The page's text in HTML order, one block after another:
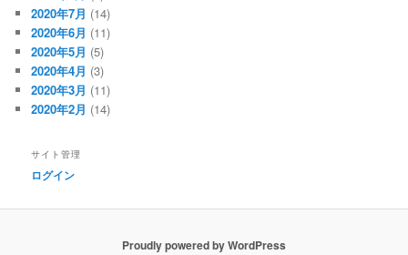
2020年7月 (14)
2020年6月 (11)
2020年5月 (5)
2020年4月 (3)
2020年3月 (11)
2020年2月 (14)
サイト管理
ログイン
Proudly powered by WordPress